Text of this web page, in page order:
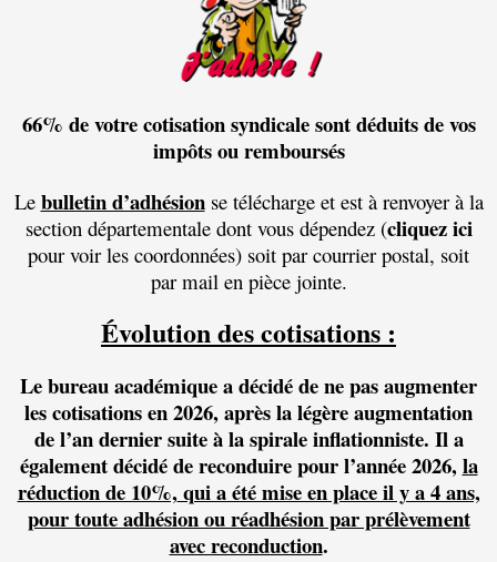
66% de votre cotisation syndicale sont déduits de vos
impôts ou remboursés
Le bulletin d’adhésionse télécharge et est à renvoyer à la
section départementale dont vous dépendez (cliquez ici
pour voir les coordonnées) soit par courrier postal, soit
par mail en pièce jointe.
Évolution des cotisations :
Le bureau académique a décidé de ne pas augmenter
les cotisations en 2026, après la légère augmentation
de l’an dernier suite à la spirale inflationniste. Il a
également décidé de reconduire pour l’année 2026,la
réduction de 10%,qui a été mise en place il y a 4 ans,
pour toute adhésion ou réadhésion par prélèvement
avec reconduction.